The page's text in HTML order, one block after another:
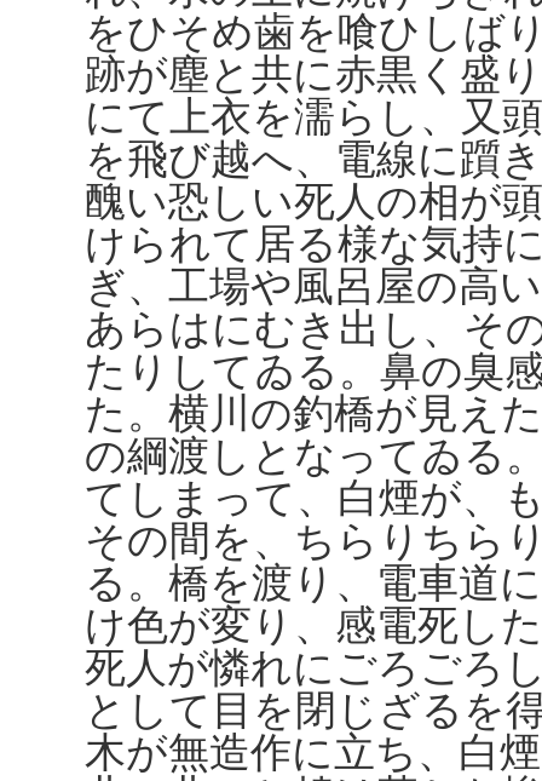
をひそめ歯を喰ひしば
跡が塵と共に赤黒く盛
にて上衣を濡らし、又
を飛び越へ、電線に躓
醜い恐しい死人の相が
けられて居る様な気持
ぎ、工場や風呂屋の高
あらはにむき出し、そ
たりしてゐる。鼻の臭
た。横川の釣橋が見え
の綱渡しとなってゐる
てしまって、白煙が、
その間を、ちらりちら
る。橋を渡り、電車道
け色が変り、感電死し
死人が憐れにごろごろ
として目を閉じざるを
木が無造作に立ち、白